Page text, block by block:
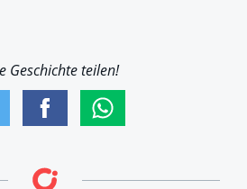
Geschichte teilen!